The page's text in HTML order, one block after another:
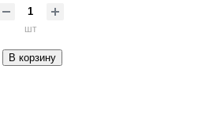
шт
В корзину